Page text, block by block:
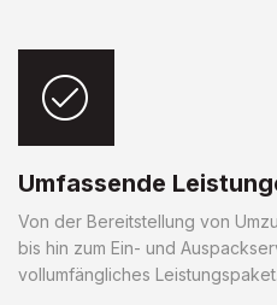
Umfassende
Von der Bereitstellung von
bis hin zum Ein- und
vollumfängliches Leistungspaket.